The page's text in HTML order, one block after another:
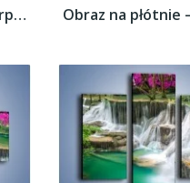
Obraz na płótnie – Purpurowy las i...